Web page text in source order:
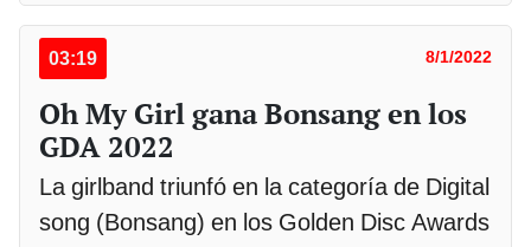
03:19 8/1/2022
Oh My Girl gana Bonsang en los
GDA 2022
La girlband triunfó en la categoría de Digital
song (Bonsang) en los Golden Disc Awards